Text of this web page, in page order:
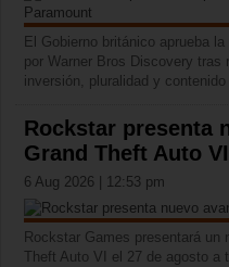
El Gobierno británico aprueba
por Warner Bros Discovery tras
inversión, pluralidad y
Rockstar presenta
Grand Theft Auto
6 Aug 2026 | 12:53 pm
Rockstar Games presentará un
Theft Auto VI el 27 de agosto a